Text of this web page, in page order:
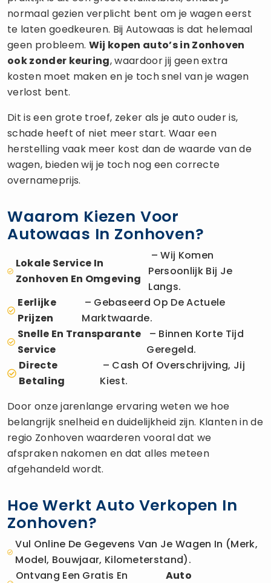
normaal gezien verplicht bent om je wagen eerst
te laten goedkeuren. Bij Autowaas is dat helemaal
geen probleem. Wij kopen auto’s in Zonhoven
ook zonder keuring, waardoor jij geen extra
kosten moet maken en je toch snel van je wagen
verlost bent.
Dit is een grote troef, zeker als je auto ouder is,
schade heeft of niet meer start. Waar een
herstelling vaak meer kost dan de waarde van de
wagen, bieden wij je toch nog een correcte
overnameprijs.
Waarom Kiezen Voor
Autowaas In Zonhoven?
Lokale Service In
Zonhoven En Omgeving
– Wij Komen
Persoonlijk Bij Je
Langs.
Eerlijke
Prijzen
– Gebaseerd Op De Actuele
Marktwaarde.
Snelle En Transparante
Service
– Binnen Korte Tijd
Geregeld.
Directe
Betaling
– Cash Of Overschrijving, Jij
Kiest.
Door onze jarenlange ervaring weten we hoe
belangrijk snelheid en duidelijkheid zijn. Klanten in de
regio Zonhoven waarderen vooral dat we
afspraken nakomen en dat alles meteen
afgehandeld wordt.
Hoe Werkt Auto Verkopen In
Zonhoven?
Vul Online De Gegevens Van Je Wagen In (merk,
Model, Bouwjaar, Kilometerstand).
Ontvang Een Gratis En
Auto